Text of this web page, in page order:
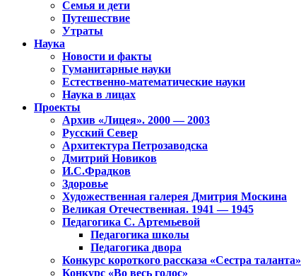
Семья и дети
Путешествие
Утраты
Наука
Новости и факты
Гуманитарные науки
Естественно-математические науки
Наука в лицах
Проекты
Архив «Лицея». 2000 — 2003
Русский Север
Архитектура Петрозаводска
Дмитрий Новиков
И.С.Фрадков
Здоровье
Художественная галерея Дмитрия Москина
Великая Отечественная. 1941 — 1945
Педагогика С. Артемьевой
Педагогика школы
Педагогика двора
Конкурс короткого рассказа «Сестра таланта»
Конкурс «Во весь голос»